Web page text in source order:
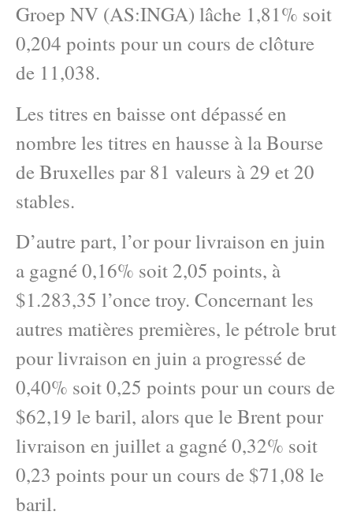
Groep NV (AS:INGA) lâche 1,81% soit
0,204 points pour un cours de clôture
de 11,038.
Les titres en baisse ont dépassé en
nombre les titres en hausse à la Bourse
de Bruxelles par 81 valeurs à 29 et 20
stables.
D’autre part, l’or pour livraison en juin
a gagné 0,16% soit 2,05 points, à
$1.283,35 l’once troy. Concernant les
autres matières premières, le pétrole brut
pour livraison en juin a progressé de
0,40% soit 0,25 points pour un cours de
$62,19 le baril, alors que le Brent pour
livraison en juillet a gagné 0,32% soit
0,23 points pour un cours de $71,08 le
baril.